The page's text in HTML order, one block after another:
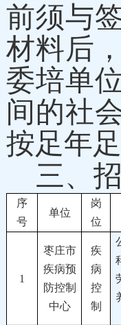
前须与
材料后
委培单
间的社
按足年
三、
序
号
单位
岗
位
1
枣庄市
疾病预
防控制
中心
疾
病
控
制